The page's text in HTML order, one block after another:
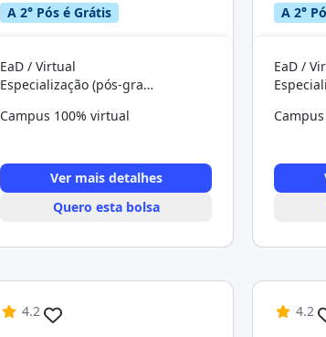
A 2° Pós é Grátis
EaD / Virtual
Especialização (pós-graduação)
Campus 100% virtual
Ver mais detalhes
Quero esta bolsa
A 2°
EaD /
4.2 4.2